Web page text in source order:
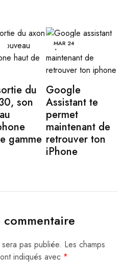
du
son
gamme
MAR 24
Google
Assistant te
permet
maintenant de
retrouver ton
iPhone
commentaire
pas publiée. Les champs
indiqués avec *